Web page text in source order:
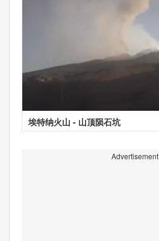
埃特纳火山 - 山顶陨石坑
Advertisement